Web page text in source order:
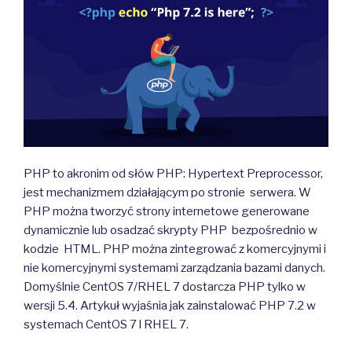
PHP to akronim od słów PHP: Hypertext Preprocessor,
jest mechanizmem działającym po stronie serwera. W
PHP można tworzyć strony internetowe generowane
dynamicznie lub osadzać skrypty PHP bezpośrednio w
kodzie HTML. PHP można zintegrować z komercyjnymi i
nie komercyjnymi systemami zarządzania bazami danych.
Domyślnie CentOS 7/RHEL 7 dostarcza PHP tylko w
wersji 5.4. Artykuł wyjaśnia jak zainstalować PHP 7.2 w
systemach CentOS 7 l RHEL 7.